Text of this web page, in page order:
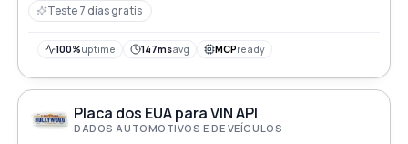
Teste 7 dias gratis
100%uptime 147msavg MCPready
Placa dos EUA para VIN API
DADOS AUTOMOTIVOS E DE VEÍCULOS